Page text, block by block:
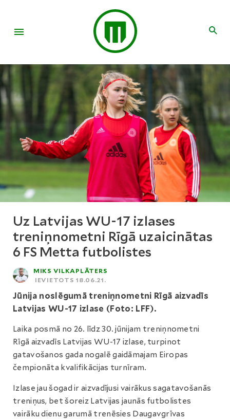
Uz Latvijas WU-17 izlases
treniņnometni Rīgā uzaicinātas
6 FS Metta futbolistes
MIKS VILKAPLĀTERS
IEVIETOTS 18.06.21.
Jūnija noslēgumā treniņnometni Rīgā aizvadīs
Latvijas WU-17 izlase (Foto: LFF).
Laika posmā no 26. līdz 30. jūnijam treniņnometni
Rīgā aizvadīs Latvijas WU-17 izlase, turpinot
gatavošanos gada nogalē gaidāmajam Eiropas
čempionāta kvalifikācijas turnīram.
Izlase jau šogad ir aizvadījusi vairākus sagatavošanās
treniņus, bet šoreiz Latvijas jaunās futbolistes
vairāku dienu garumā trenēsies Daugavgrīvas